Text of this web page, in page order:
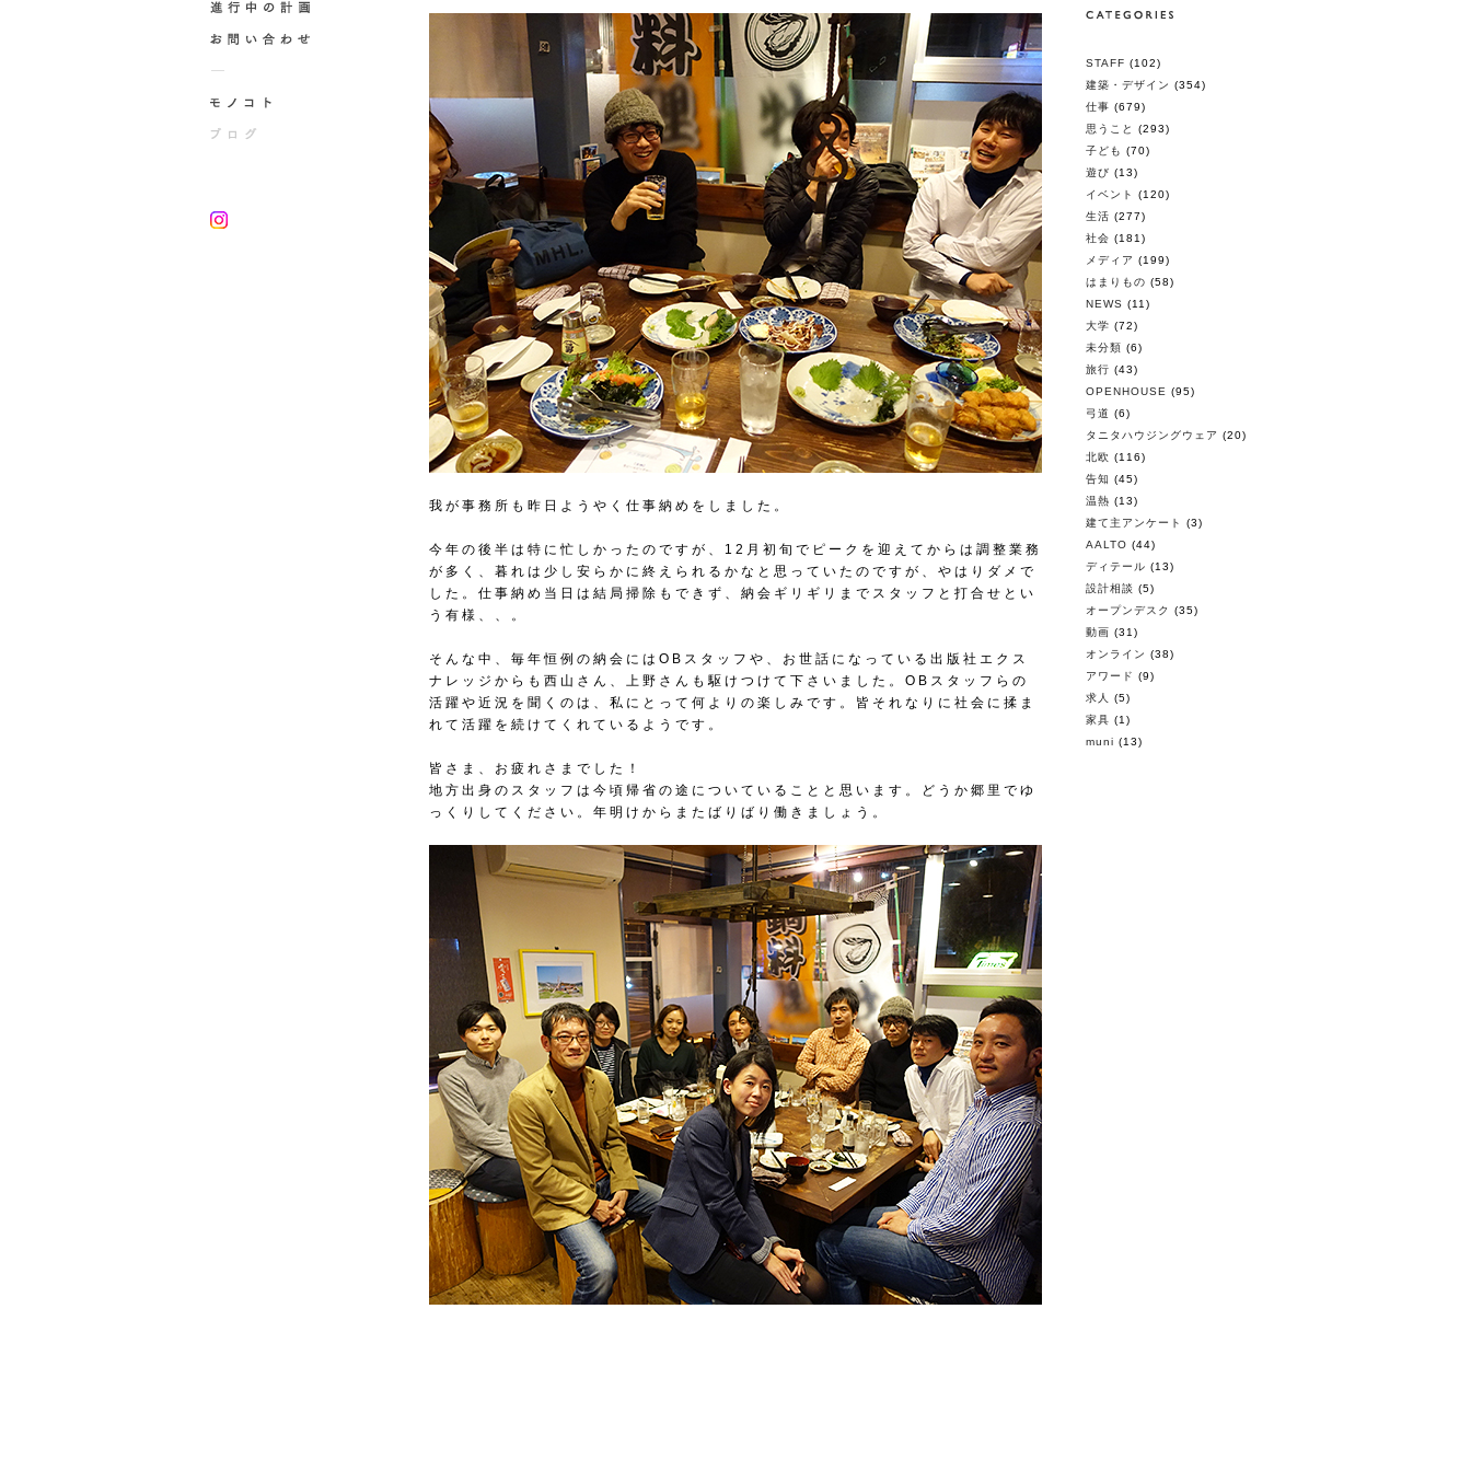
我が事務所も昨日ようやく仕事納めをしました。
今年の後半は特に忙しかったのですが、12月初旬でピークを迎えてからは調整業務
が多く、暮れは少し安らかに終えられるかなと思っていたのですが、やはりダメで
した。仕事納め当日は結局掃除もできず、納会ギリギリまでスタッフと打合せとい
う有様、、。
そんな中、毎年恒例の納会にはOBスタッフや、お世話になっている出版社エクス
ナレッジからも西山さん、上野さんも駆けつけて下さいました。OBスタッフらの
活躍や近況を聞くのは、私にとって何よりの楽しみです。皆それなりに社会に揉ま
れて活躍を続けてくれているようです。
皆さま、お疲れさまでした！
地方出身のスタッフは今頃帰省の途についていることと思います。どうか郷里でゆ
っくりしてください。年明けからまたばりばり働きましょう。
STAFF (102)
建築・デザイン (354)
仕事 (679)
思うこと
(293)
子ども (70)
遊び (13)
イベント
(120)
生活 (277)
社会 (181)
メディア (199)
はまりもの (58)
NEWS (11)
大学 (72)
未分類 (6)
旅行 (43)
OPENHOUSE (95)
弓道 (6)
タニタハウジングウェア (20)
北欧 (116)
告知 (45)
温熱 (13)
建て主アンケート
(3)
AALTO (44)
ディテール (13)
設計相談 (5)
オープンデスク
(35)
動画 (31)
オンライン (38)
アワード (9)
求人
(5)
家具 (1)
muni (13)